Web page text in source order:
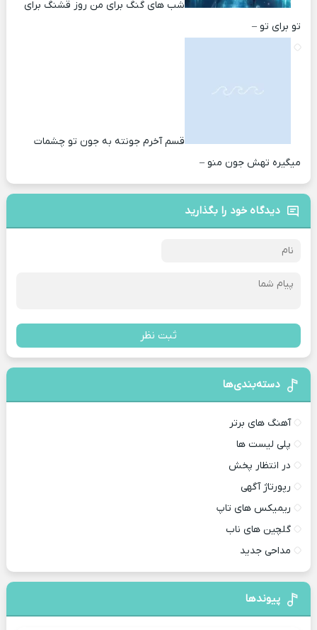
شب های گنگ برای من روز قشنگ برای
تو برای تو –
قسم آخرم جونته به جون تو چشمات
میگیره تهش جون منو –
دیدگاه خود را بگذارید
ثبت نظر
دسته‌بندی‌ها
آهنگ های برتر
پلی لیست ها
در انتظار پخش
رپورتاژ آگهی
ریمیکس های تاپ
گلچین های ناب
مداحی جدید
پیوندها